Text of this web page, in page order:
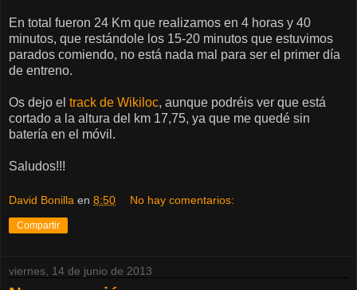
En total fueron 24 Km que realizamos en 4 horas y 40
minutos, que restándole los 15-20 minutos que estuvimos
parados comiendo, no está nada mal para ser el primer día
de entreno.
Os dejo el track de Wikiloc, aunque podréis ver que está
cortado a la altura del km 17,75, ya que me quedé sin
batería en el móvil.
Saludos!!!
David Bonilla en 8:50 No hay comentarios:
Compartir
viernes, 14 de junio de 2013